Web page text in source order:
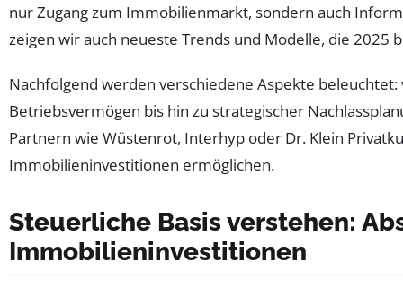
nur Zugang zum Immobilienmarkt, sondern auch
zeigen wir auch neueste Trends und Modelle, die
Nachfolgend werden verschiedene Aspekte
Betriebsvermögen bis hin zu strategischer
Partnern wie Wüstenrot, Interhyp oder Dr. Klein
Immobilieninvestitionen ermöglichen.
Steuerliche Basis verstehen:
Immobilieninvestitionen